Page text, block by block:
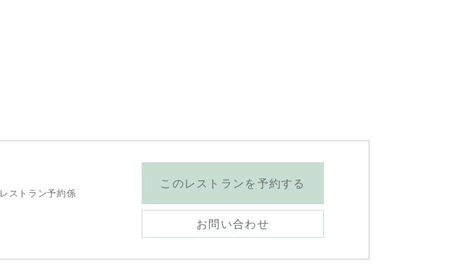
レストラン予約係
このレストランを予約する
お問い合わせ